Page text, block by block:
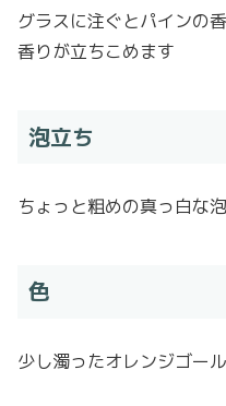
グラスに注ぐとパインの
香りが立ちこめます
泡立ち
ちょっと粗めの真っ白な
色
少し濁ったオレンジゴー